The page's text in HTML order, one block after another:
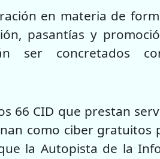
en materia de
pasantías y
ser concretados
66 CID que prestan
como ciber gratuitos
la Autopista de la